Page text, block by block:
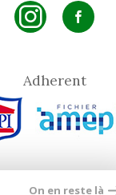
Adherent
On en reste là